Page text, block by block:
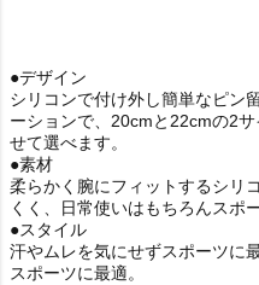
●デザイン
シリコンで付け外し簡単なピン
ーションで、20cmと22cmの2
せて選べます。
●素材
柔らかく腕にフィットするシリ
くく、日常使いはもちろんスポ
●スタイル
汗やムレを気にせずスポーツに
スポーツに最適。